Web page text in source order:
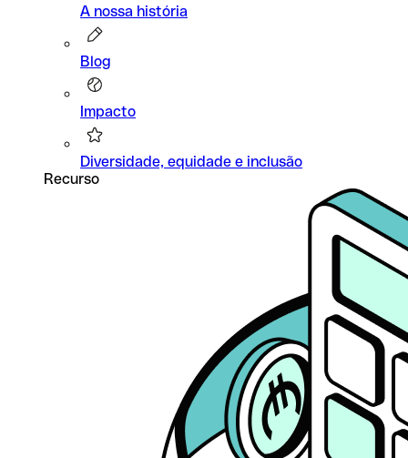
A nossa história
Blog
Impacto
Diversidade, equidade e inclusão
Recurso